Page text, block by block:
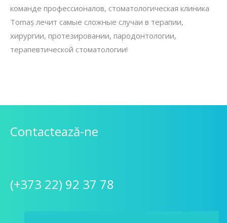
команде профессионалов, стоматологическая клиника
Tomaș лечит самые сложные случаи в терапии,
хирургии, протезировании, пародонтологии,
терапевтической стоматологии!
Contactează-ne
(+373 22) 92 37 78